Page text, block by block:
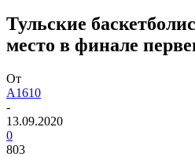
Тульские
место в финале
От
A1610
-
13.09.2020
0
803